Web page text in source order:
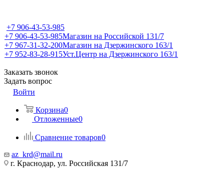
+7 906-43-53-985
+7 906-43-53-985Магазин на Российской 131/7
+7 967-31-32-200Магазин на Дзержинского 163/1
+7 952-83-28-915Уст.Центр на Дзержинского 163/1
Заказать звонок
Задать вопрос
Войти
Корзина0
Отложенные0
Сравнение товаров0
az_krd@mail.ru
г. Краснодар, ул. Российская 131/7